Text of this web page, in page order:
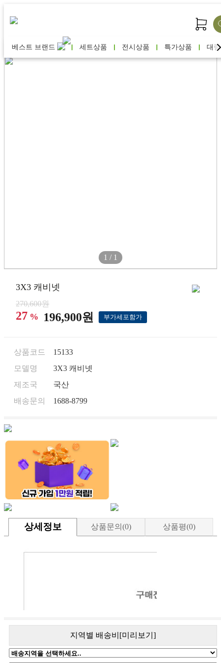
베스트 브랜드 세트상품 전시상품 특가상품 대
1 / 1
3X3 캐비넷
270,600원
27 % 196,900원 부가세포함가
상품코드
15133
모델명
3X3 캐비넷
제조국
국산
배송문의
1688-8799
상세정보 상품문의(0) 상품평(0)
지역별 배송비[미리보기]